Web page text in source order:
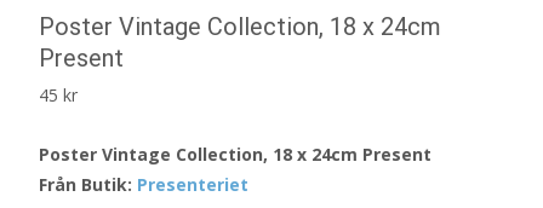
Poster Vintage Collection, 18 x 24cm
Present
45 kr
Poster Vintage Collection, 18 x 24cm Present
Från Butik: Presenteriet